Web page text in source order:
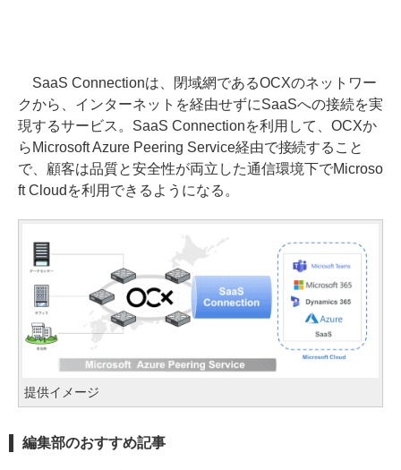
SaaS Connectionは、閉域網であるOCXのネットワー
クから、インターネットを経由せずにSaaSへの接続を実
現するサービス。SaaS Connectionを利用して、OCXか
らMicrosoft Azure Peering Service経由で接続すること
で、顧客は品質と安全性が両立した通信環境下でMicroso
ft Cloudを利用できるようになる。
提供イメージ
編集部のおすすめ記事